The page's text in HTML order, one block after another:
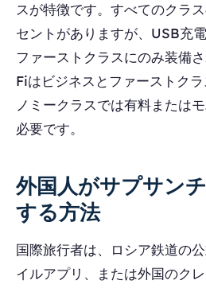
スが特徴です。すべてのクラ
セントがありますが、USB充
ファーストクラスにのみ装備
Fiはビジネスとファーストク
ノミークラスでは有料または
必要です。
外国人がサプサン
する方法
国際旅行者は、ロシア鉄道の
イルアプリ、または外国のク